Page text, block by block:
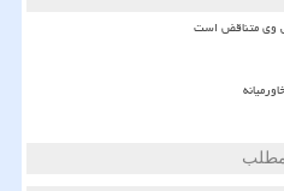
وی متناقض است
مطلب